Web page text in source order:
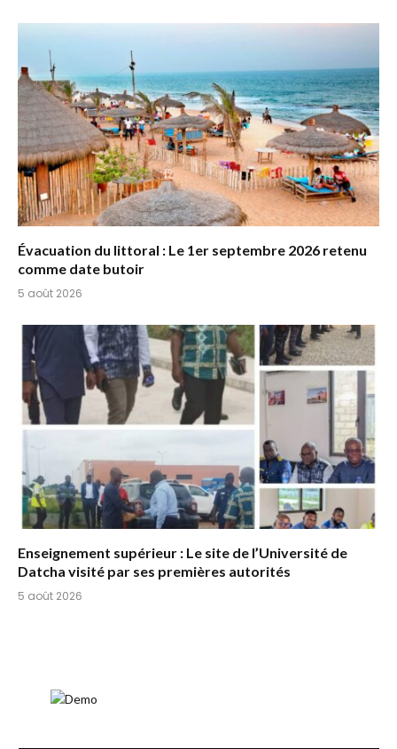
Évacuation du littoral : Le 1er septembre 2026 retenu
comme date butoir
5 août 2026
Enseignement supérieur : Le site de l’Université de
Datcha visité par ses premières autorités
5 août 2026